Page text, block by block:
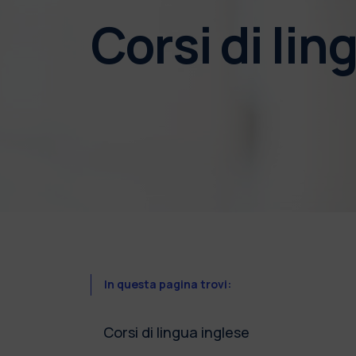
Corsi di
In questa pagina trovi:
Corsi di lingua inglese